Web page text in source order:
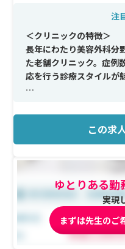
注
＜クリニックの特徴＞
長年にわたり美容外科分
た老舗クリニック。症例
応を行う診療スタイルが
二重・目元形成、鼻形成
若返り治療など幅広い美
に携われる環境がありま
経験やスキルに応じた個
会や研修会への参加を通
できます。
＜待遇＞
この求
ゆとりある勤
実現
まずは先生のご